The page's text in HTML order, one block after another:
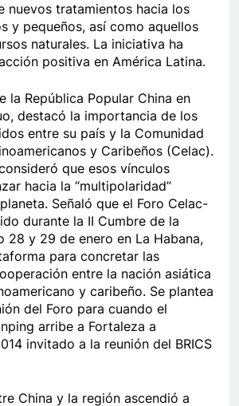
nuevos tratamientos hacia los
y pequeños, así como aquellos
naturales. La iniciativa ha
positiva en América Latina.
la República Popular China en
destacó la importancia de los
entre su país y la Comunidad
y Caribeños (Celac).
que esos vínculos
hacia la “multipolaridad”
Señaló que el Foro Celac-
durante la II Cumbre de la
28 y 29 de enero en La Habana,
para concretar las
entre la nación asiática
y caribeño. Se plantea
del Foro para cuando el
arribe a Fortaleza a
invitado a la reunión del BRICS
China y la región ascendió a